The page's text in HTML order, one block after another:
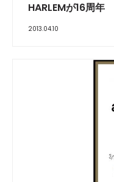
HARLEMが16周年
2013.04.10